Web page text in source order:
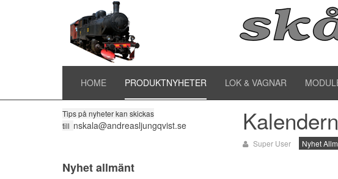
HOME PRODUKTNYHETER LOK & VAGNAR
Nyhet
Super User Nyhet
Tips på nyheter kan skickas
till nskala@andreasljungqvist.se
Nyhet allmänt